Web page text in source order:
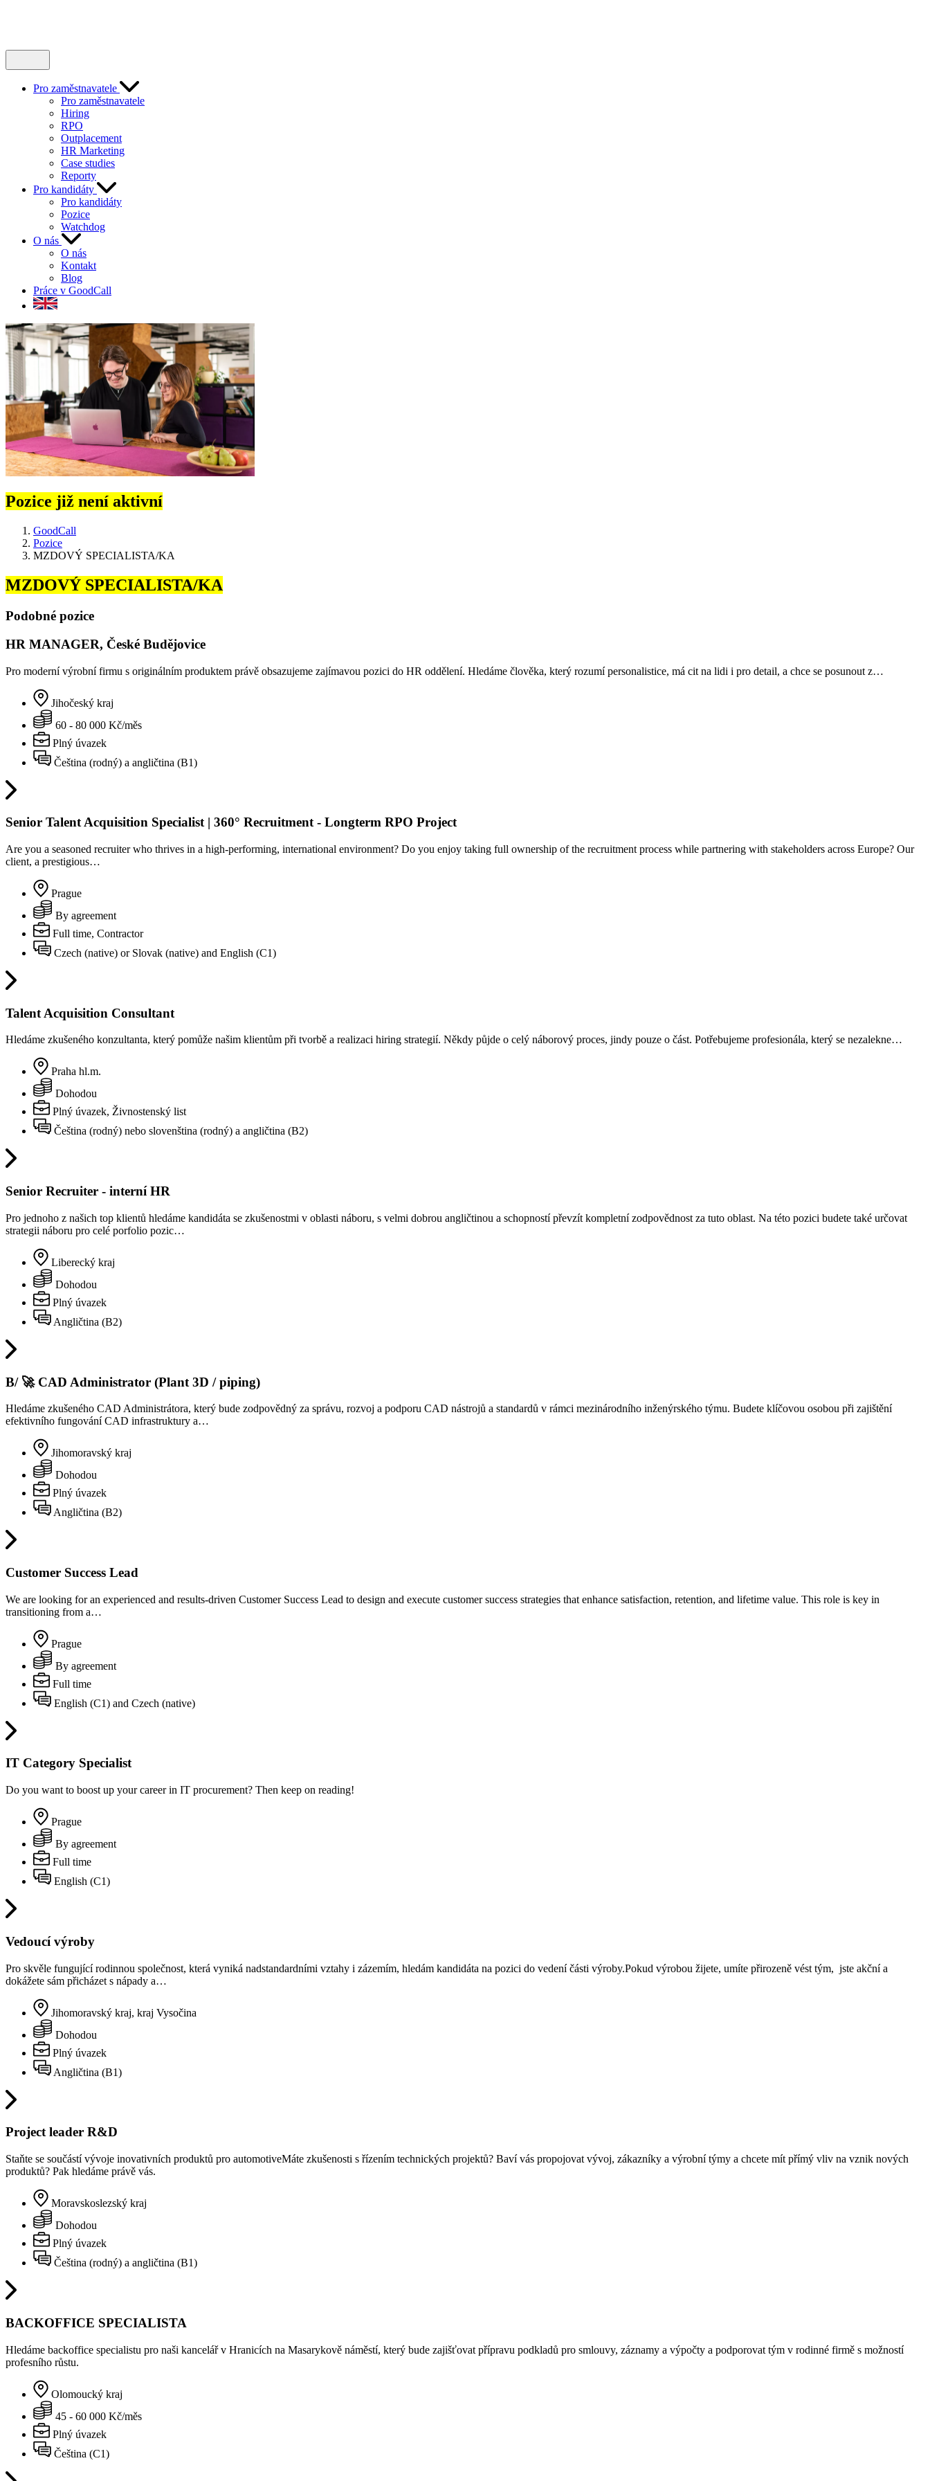
Pro zaměstnavatele
Pro zaměstnavatele
Hiring
RPO
Outplacement
HR Marketing
Case studies
Reporty
Pro kandidáty
Pro kandidáty
Pozice
Watchdog
O nás
O nás
Kontakt
Blog
Práce v GoodCall
Pozice již není aktivní
GoodCall
Pozice
MZDOVÝ SPECIALISTA/KA
MZDOVÝ SPECIALISTA/KA
Podobné pozice
HR MANAGER, České Budějovice
Pro moderní výrobní firmu s originálním produktem právě obsazujeme zajímavou pozici do HR oddělení. Hledáme člověka, který rozumí personalistice, má cit na lidi i pro detail, a chce se posunout z…
Jihočeský kraj
60 - 80 000 Kč/měs
Plný úvazek
Čeština (rodný) a angličtina (B1)
Senior Talent Acquisition Specialist | 360° Recruitment - Longterm RPO Project
Are you a seasoned recruiter who thrives in a high-performing, international environment? Do you enjoy taking full ownership of the recruitment process while partnering with stakeholders across Europe? Our
client, a prestigious…
Prague
By agreement
Full time, Contractor
Czech (native) or Slovak (native) and English (C1)
Talent Acquisition Consultant
Hledáme zkušeného konzultanta, který pomůže našim klientům při tvorbě a realizaci hiring strategií. Někdy půjde o celý náborový proces, jindy pouze o část. Potřebujeme profesionála, který se nezalekne…
Praha hl.m.
Dohodou
Plný úvazek, Živnostenský list
Čeština (rodný) nebo slovenština (rodný) a angličtina (B2)
Senior Recruiter - interní HR
Pro jednoho z našich top klientů hledáme kandidáta se zkušenostmi v oblasti náboru, s velmi dobrou angličtinou a schopností převzít kompletní zodpovědnost za tuto oblast. Na této pozici budete také určovat
strategii náboru pro celé porfolio pozic…
Liberecký kraj
Dohodou
Plný úvazek
Angličtina (B2)
B/ 🚀 CAD Administrator (Plant 3D / piping)
Hledáme zkušeného CAD Administrátora, který bude zodpovědný za správu, rozvoj a podporu CAD nástrojů a standardů v rámci mezinárodního inženýrského týmu. Budete klíčovou osobou při zajištění
efektivního fungování CAD infrastruktury a…
Jihomoravský kraj
Dohodou
Plný úvazek
Angličtina (B2)
Customer Success Lead
We are looking for an experienced and results-driven Customer Success Lead to design and execute customer success strategies that enhance satisfaction, retention, and lifetime value. This role is key in
transitioning from a…
Prague
By agreement
Full time
English (C1) and Czech (native)
IT Category Specialist
Do you want to boost up your career in IT procurement? Then keep on reading!
Prague
By agreement
Full time
English (C1)
Vedoucí výroby
Pro skvěle fungující rodinnou společnost, která vyniká nadstandardními vztahy i zázemím, hledám kandidáta na pozici do vedení části výroby.Pokud výrobou žijete, umíte přirozeně vést tým, jste akční a
dokážete sám přicházet s nápady a…
Jihomoravský kraj, kraj Vysočina
Dohodou
Plný úvazek
Angličtina (B1)
Project leader R&D
Staňte se součástí vývoje inovativních produktů pro automotiveMáte zkušenosti s řízením technických projektů? Baví vás propojovat vývoj, zákazníky a výrobní týmy a chcete mít přímý vliv na vznik nových
produktů? Pak hledáme právě vás.
Moravskoslezský kraj
Dohodou
Plný úvazek
Čeština (rodný) a angličtina (B1)
BACKOFFICE SPECIALISTA
Hledáme backoffice specialistu pro naši kancelář v Hranicích na Masarykově náměstí, který bude zajišťovat přípravu podkladů pro smlouvy, záznamy a výpočty a podporovat tým v rodinné firmě s možností
profesního růstu.
Olomoucký kraj
45 - 60 000 Kč/měs
Plný úvazek
Čeština (C1)